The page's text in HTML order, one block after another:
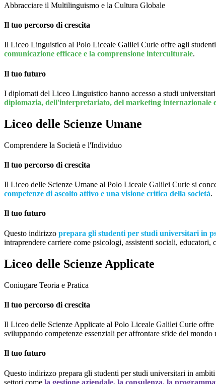
Abbracciare il Multilinguismo e la Cultura Globale
Il tuo percorso di crescita
Il Liceo Linguistico al Polo Liceale Galilei Curie offre agli
comunicazione efficace e la comprensione interculturale.
Il tuo futuro
I diplomati del Liceo Linguistico hanno accesso a studi
diplomazia, dell'interpretariato, del marketing internazionale
Liceo delle Scienze Umane
Comprendere la Società e l'Individuo
Il tuo percorso di crescita
Il Liceo delle Scienze Umane al Polo Liceale Galilei Curie si
competenze di ascolto attivo e una visione critica della società.
Il tuo futuro
Questo indirizzo prepara gli studenti per studi universitari in
intraprendere carriere come psicologi, assistenti sociali, educatori,
Liceo delle Scienze Applicate
Coniugare Teoria e Pratica
Il tuo percorso di crescita
Il Liceo delle Scienze Applicate al Polo Liceale Galilei Curie
sviluppando competenze essenziali per affrontare sfide del mondo
Il tuo futuro
Questo indirizzo prepara gli studenti per studi universitari in
settori come la gestione aziendale, la consulenza, la